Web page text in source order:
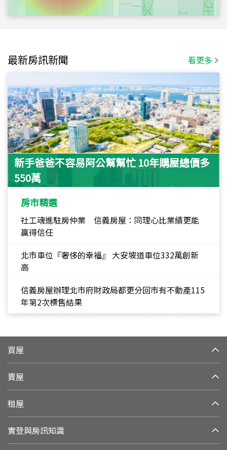
最新房訊新聞 看更多
新手爸爸不容易阿公幫幫忙 10年購屋總價多
550萬
房市精選
社工魂進駐房仲業 信義房屋：同理心比業績更能
贏得信任
北市車位『奢侈的幸福』 大安坡道車位332萬創新
高
信義房屋辦理北市府財政局都更分回市有不動產115
年第2次標售結果
買屋
賣屋
租屋
實登與房訊知識